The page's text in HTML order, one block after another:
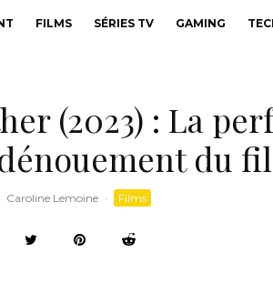
FILMS SÉRIES TV GAMING
(2023) : La
du
Caroline Lemoine · Films